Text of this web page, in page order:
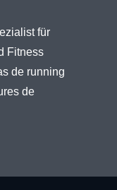
für
Fitness
de running
de